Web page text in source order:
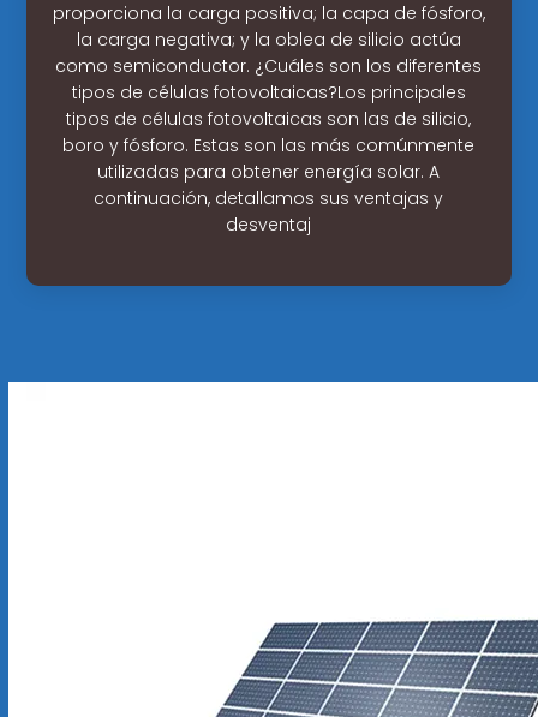
proporciona la carga positiva; la capa de fósforo,
la carga negativa; y la oblea de silicio actúa
como semiconductor. ¿Cuáles son los diferentes
tipos de células fotovoltaicas?Los principales
tipos de células fotovoltaicas son las de silicio,
boro y fósforo. Estas son las más comúnmente
utilizadas para obtener energía solar. A
continuación, detallamos sus ventajas y
desventaj